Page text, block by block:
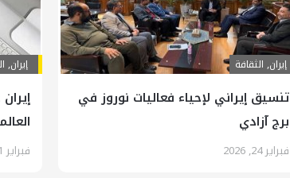
إيران, الثقافة
تنسيق إيراني لإحياء فعاليات نوروز في
برج آزادي
فبراير 24, 2026
إيران,
فبراير 21, 2026